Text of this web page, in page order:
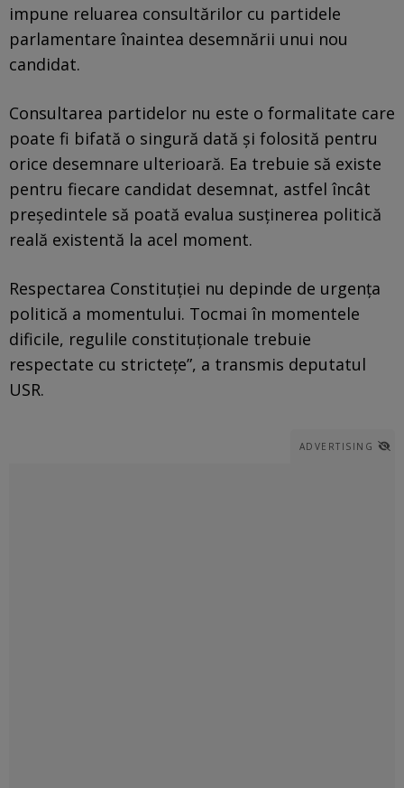
impune reluarea consultărilor cu partidele
parlamentare înaintea desemnării unui nou
candidat.
Consultarea partidelor nu este o formalitate care
poate fi bifată o singură dată și folosită pentru
orice desemnare ulterioară. Ea trebuie să existe
pentru fiecare candidat desemnat, astfel încât
președintele să poată evalua susținerea politică
reală existentă la acel moment.
Respectarea Constituției nu depinde de urgența
politică a momentului. Tocmai în momentele
dificile, regulile constituționale trebuie
respectate cu strictețe”, a transmis deputatul
USR.
ADVERTISING